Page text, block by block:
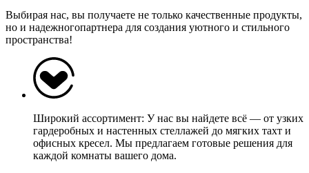
Выбирая нас, вы получаете не только качественные продукты,
но и надежногопартнера для создания уютного и стильного
пространства!
Широкий ассортимент: У нас вы найдете всё — от узких
гардеробных и настенных стеллажей до мягких тахт и
офисных кресел. Мы предлагаем готовые решения для
каждой комнаты вашего дома.